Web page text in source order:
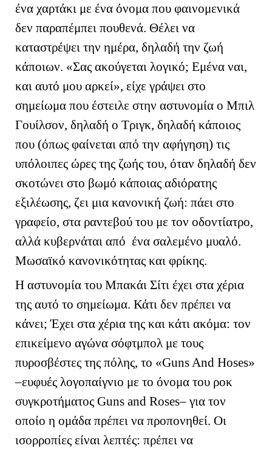
ένα χαρτάκι με ένα όνομα που φαινομενικά
δεν παραπέμπει πουθενά. Θέλει να
καταστρέψει την ημέρα, δηλαδή την ζωή
κάποιων. «Σας ακούγεται λογικό; Εμένα ναι,
και αυτό μου αρκεί», είχε γράψει στο
σημείωμα που έστειλε στην αστυνομία ο Μπιλ
Γουίλσον, δηλαδή ο Τριγκ, δηλαδή κάποιος
που (όπως φαίνεται από την αφήγηση) τις
υπόλοιπες ώρες της ζωής του, όταν δηλαδή δεν
σκοτώνει στο βωμό κάποιας αδιόρατης
εξιλέωσης, ζει μια κανονική ζωή: πάει στο
γραφείο, στα ραντεβού του με τον οδοντίατρο,
αλλά κυβερνάται από ένα σαλεμένο μυαλό.
Μωσαϊκό κανονικότητας και φρίκης.
Η αστυνομία του Μπακάι Σίτι έχει στα χέρια
της αυτό το σημείωμα. Κάτι δεν πρέπει να
κάνει; Έχει στα χέρια της και κάτι ακόμα: τον
επικείμενο αγώνα σόφτμπολ με τους
πυροσβέστες της πόλης, το «Guns And Hoses»
–ευφυές λογοπαίγνιο με το όνομα του ροκ
συγκροτήματος Guns and Roses– για τον
οποίο η ομάδα πρέπει να προπονηθεί. Οι
ισορροπίες είναι λεπτές: πρέπει να